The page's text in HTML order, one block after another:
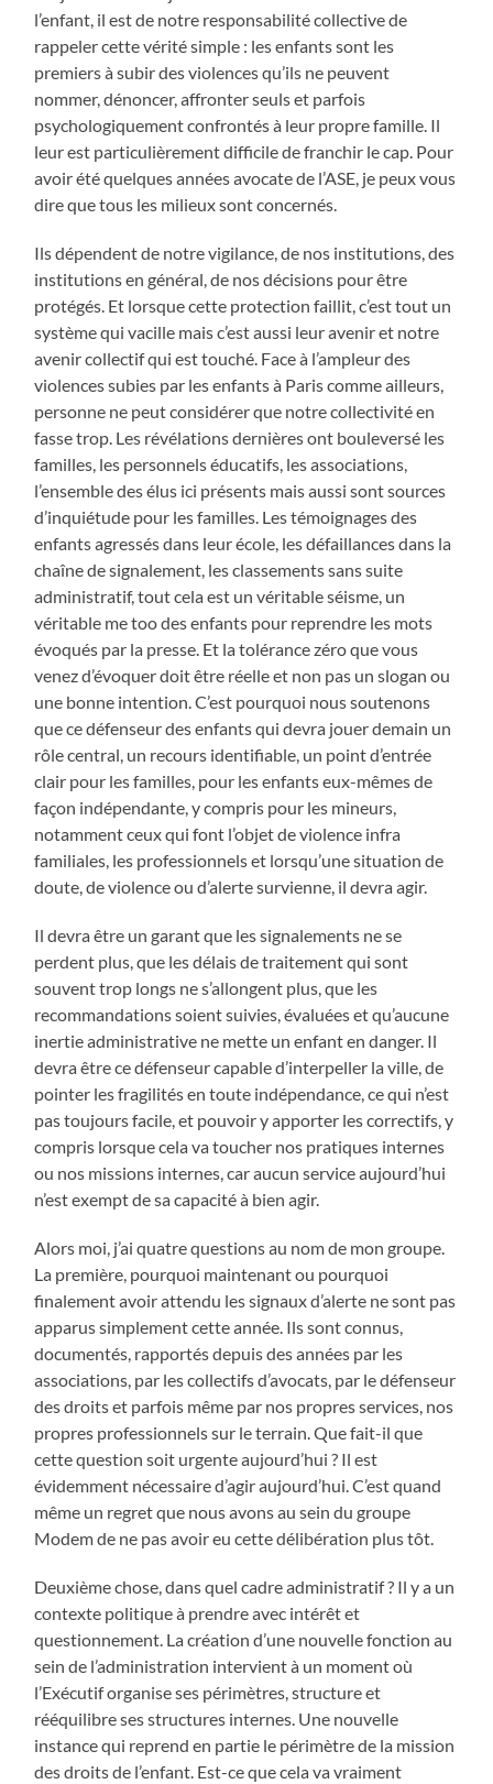
l’enfant, il est de notre responsabilité collective de
rappeler cette vérité simple : les enfants sont les
premiers à subir des violences qu’ils ne peuvent
nommer, dénoncer, affronter seuls et parfois
psychologiquement confrontés à leur propre famille. Il
leur est particulièrement difficile de franchir le cap. Pour
avoir été quelques années avocate de l’ASE, je peux vous
dire que tous les milieux sont concernés.
Ils dépendent de notre vigilance, de nos institutions, des
institutions en général, de nos décisions pour être
protégés. Et lorsque cette protection faillit, c’est tout un
système qui vacille mais c’est aussi leur avenir et notre
avenir collectif qui est touché. Face à l’ampleur des
violences subies par les enfants à Paris comme ailleurs,
personne ne peut considérer que notre collectivité en
fasse trop. Les révélations dernières ont bouleversé les
familles, les personnels éducatifs, les associations,
l’ensemble des élus ici présents mais aussi sont sources
d’inquiétude pour les familles. Les témoignages des
enfants agressés dans leur école, les défaillances dans la
chaîne de signalement, les classements sans suite
administratif, tout cela est un véritable séisme, un
véritable me too des enfants pour reprendre les mots
évoqués par la presse. Et la tolérance zéro que vous
venez d’évoquer doit être réelle et non pas un slogan ou
une bonne intention. C’est pourquoi nous soutenons
que ce défenseur des enfants qui devra jouer demain un
rôle central, un recours identifiable, un point d’entrée
clair pour les familles, pour les enfants eux-mêmes de
façon indépendante, y compris pour les mineurs,
notamment ceux qui font l’objet de violence infra
familiales, les professionnels et lorsqu’une situation de
doute, de violence ou d’alerte survienne, il devra agir.
Il devra être un garant que les signalements ne se
perdent plus, que les délais de traitement qui sont
souvent trop longs ne s’allongent plus, que les
recommandations soient suivies, évaluées et qu’aucune
inertie administrative ne mette un enfant en danger. Il
devra être ce défenseur capable d’interpeller la ville, de
pointer les fragilités en toute indépendance, ce qui n’est
pas toujours facile, et pouvoir y apporter les correctifs, y
compris lorsque cela va toucher nos pratiques internes
ou nos missions internes, car aucun service aujourd’hui
n’est exempt de sa capacité à bien agir.
Alors moi, j’ai quatre questions au nom de mon groupe.
La première, pourquoi maintenant ou pourquoi
finalement avoir attendu les signaux d’alerte ne sont pas
apparus simplement cette année. Ils sont connus,
documentés, rapportés depuis des années par les
associations, par les collectifs d’avocats, par le défenseur
des droits et parfois même par nos propres services, nos
propres professionnels sur le terrain. Que fait-il que
cette question soit urgente aujourd’hui ? Il est
évidemment nécessaire d’agir aujourd’hui. C’est quand
même un regret que nous avons au sein du groupe
Modem de ne pas avoir eu cette délibération plus tôt.
Deuxième chose, dans quel cadre administratif ? Il y a un
contexte politique à prendre avec intérêt et
questionnement. La création d’une nouvelle fonction au
sein de l’administration intervient à un moment où
l’Exécutif organise ses périmètres, structure et
rééquilibre ses structures internes. Une nouvelle
instance qui reprend en partie le périmètre de la mission
des droits de l’enfant. Est-ce que cela va vraiment